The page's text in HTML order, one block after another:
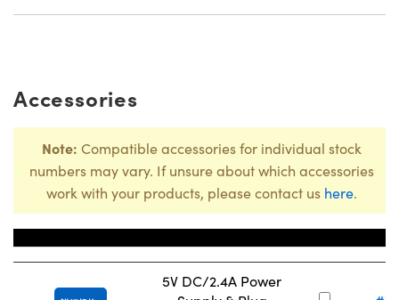
Accessories
Note: Compatible accessories for individual stock
numbers may vary. If unsure about which accessories
work with your products, please contact us here.
5V DC/2.4A Power